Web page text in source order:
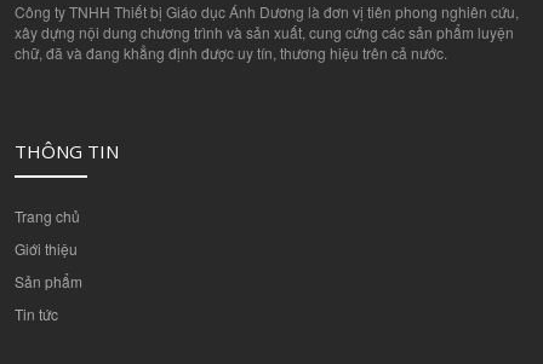
Công ty TNHH Thiết bị Giáo dục Ánh Dương là đơn vị tiên phong nghiên cứu,
xây dựng nội dung chương trình và sản xuất, cung cứng các sản phẩm luyện
chữ, đã và đang khẳng định được uy tín, thương hiệu trên cả nước.
THÔNG TIN
Trang chủ
Giới thiệu
Sản phẩm
Tin tức